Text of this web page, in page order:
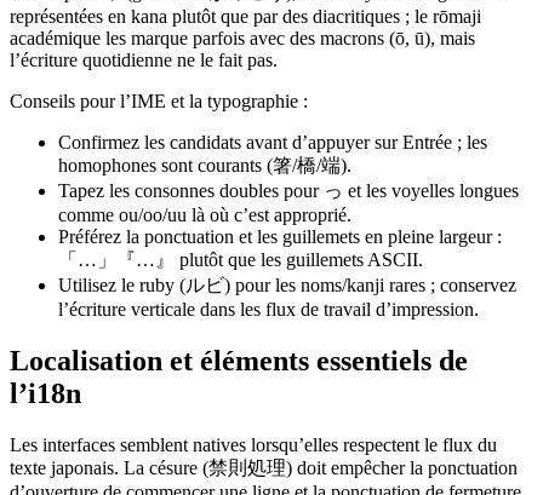
représentées en kana plutôt que par des diacritiques ; le rōmaji
académique les marque parfois avec des macrons (ō, ū), mais
l’écriture quotidienne ne le fait pas.
Conseils pour l’IME et la typographie :
Confirmez les candidats avant d’appuyer sur Entrée ; les
homophones sont courants (箸/橋/端).
Tapez les consonnes doubles pour っ et les voyelles longues
comme ou/oo/uu là où c’est approprié.
Préférez la ponctuation et les guillemets en pleine largeur :
「…」『…』 plutôt que les guillemets ASCII.
Utilisez le ruby (ルビ) pour les noms/kanji rares ; conservez
l’écriture verticale dans les flux de travail d’impression.
Localisation et éléments essentiels de
l’i18n
Les interfaces semblent natives lorsqu’elles respectent le flux du
texte japonais. La césure (禁則処理) doit empêcher la ponctuation